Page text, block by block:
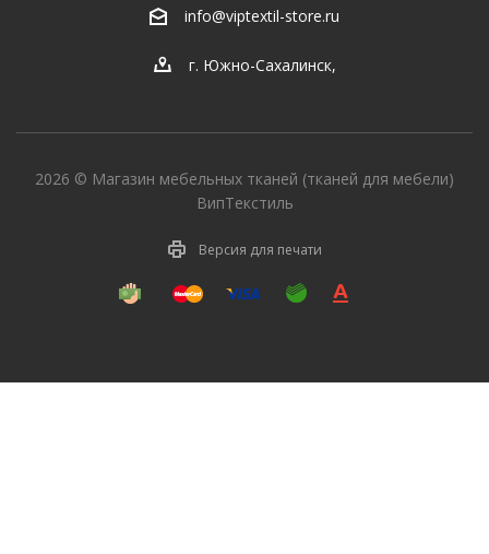
info@viptextil-store.ru
г. Южно-Сахалинск,
2026 © Магазин мебельных тканей (тканей для мебели)
ВипТекстиль
Версия для печати